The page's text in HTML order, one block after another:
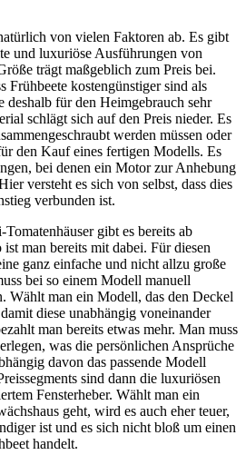
von vielen Faktoren ab. Es gibt
und luxuriöse Ausführungen von
trägt maßgeblich zum Preis bei.
Frühbeete kostengünstiger sind als
deshalb für den Heimgebrauch sehr
schlägt sich auf den Preis nieder. Es
werden müssen oder
den Kauf eines fertigen Modells. Es
bei denen ein Motor zur Anhebung
versteht es sich von selbst, dass dies
verbunden ist.
gibt es bereits ab
man bereits mit dabei. Für diesen
ganz einfache und nicht allzu große
bei so einem Modell manuell
Wählt man ein Modell, das den Deckel
diese unabhängig voneinander
man bereits etwas mehr. Man muss
was die persönlichen Ansprüche
davon das passende Modell
sind dann die luxuriösen
Fensterheber. Wählt man ein
geht, wird es auch eher teuer,
ist und es sich nicht bloß um einen
handelt.